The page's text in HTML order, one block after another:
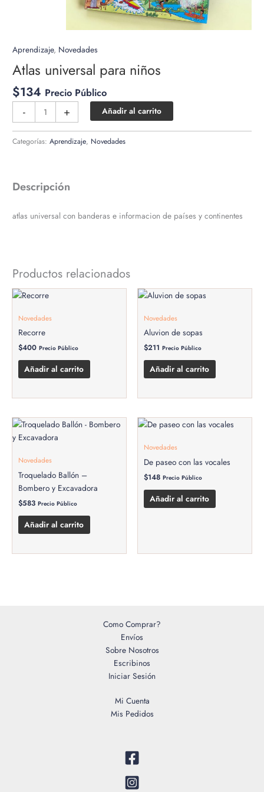
Aprendizaje, Novedades
Atlas universal para niños
$134 Precio Público
-
universal
para
niños
+ Añadir al carrito
Categorías:Aprendizaje, Novedades
Descripción
atlas universal con banderas e informacion de países y continentes
Productos relacionados
Novedades
Recorre
$400 Precio Público
Añadir al carrito
Novedades
Aluvion de sopas
$211 Precio Público
Añadir al carrito
Novedades
Troquelado Ballón –
Bombero y Excavadora
$583 Precio Público
Añadir al carrito
Novedades
De paseo con las vocales
$148 Precio Público
Añadir al carrito
Como Comprar?
Envíos
Sobre Nosotros
Escribinos
Iniciar Sesión
Mi Cuenta
Mis Pedidos